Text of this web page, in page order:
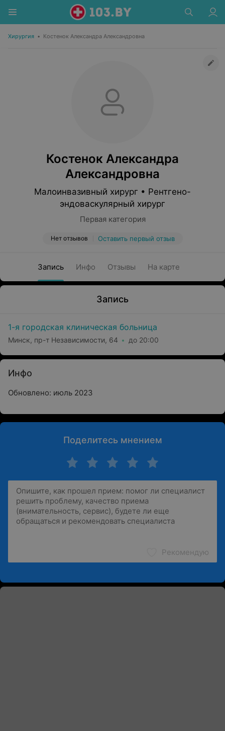
Хирургия • Костенок Александра Александровна
Костенок Александра
Александровна
Малоинвазивный хирург • Рентгено-
эндоваскулярный хирург
Первая категория
Нет отзывов Оставить первый отзыв
Запись Инфо Отзывы На карте
Запись
1-я городская клиническая больница
Минск, пр-т Независимости, 64 до 20:00
Инфо
Обновлено: июль 2023
Поделитесь мнением
Рекомендую